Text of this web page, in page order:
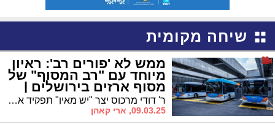
שיחה מקומית
ממש לא 'פורים רב': ראיון
מיוחד עם "רב המסוף" של
מסוף ארזים בירושלים |
צפו בפנינת החמד ר' דודי מרכוס יצר "יש מאין" תפקיד אחראי ומיוחד במסוף ארזים של התחבורה הציבורית בירושלים | בראיון עמו הוא מתאר פנינה מיוחדת שמהווה אתנחתא רוחנית לנוסעים | "רב כארז"
09.03.25, ארי קאהן